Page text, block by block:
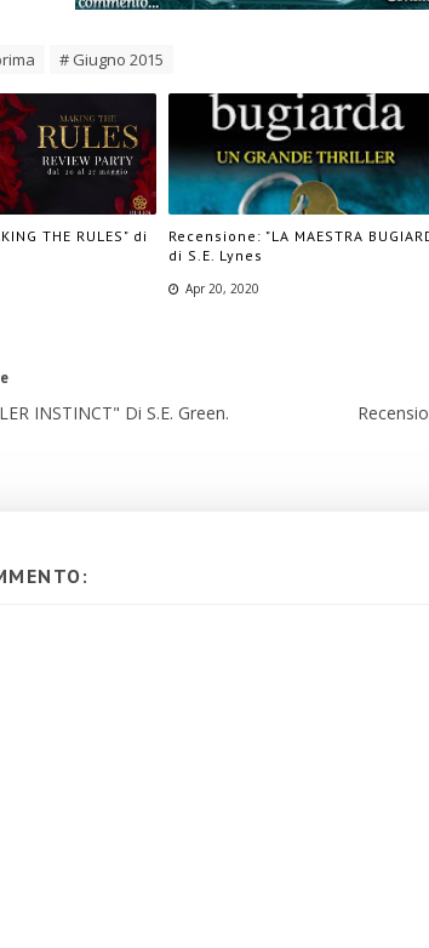
# Giugno 2015
THE RULES" di
Recensione: "LA MAESTRA
di S.E. Lynes
Apr 20, 2020
INSTINCT" Di S.E. Green.